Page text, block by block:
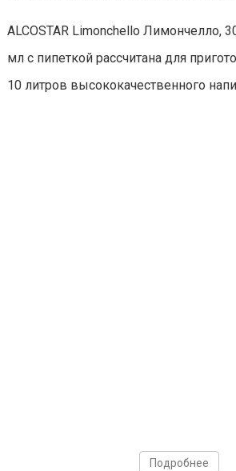
ALCOSTAR Limonchello Лимончелло,
мл с пипеткой рассчитана для
10 литров высококачественного
Подробнее